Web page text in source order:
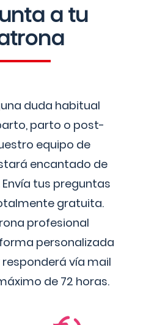
a tu
duda habitual
parto o post-
equipo de
encantado de
tus preguntas
gratuita.
profesional
personalizada
vía mail
de 72 horas.